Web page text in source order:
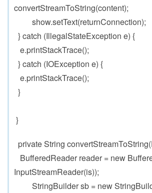
convertStreamToString(content);
show.setText(returnConnection);
} catch (IllegalStateException e) {
e.printStackTrace();
} catch (IOException e) {
e.printStackTrace();
}
}
private String
BufferedReader reader = new
InputStreamReader(is));
StringBuilder sb = new